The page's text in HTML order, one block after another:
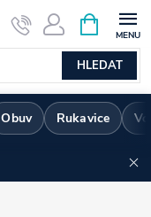
HLEDAT
NÁKUPNÍ
KOŠÍK
Obuv Rukavice